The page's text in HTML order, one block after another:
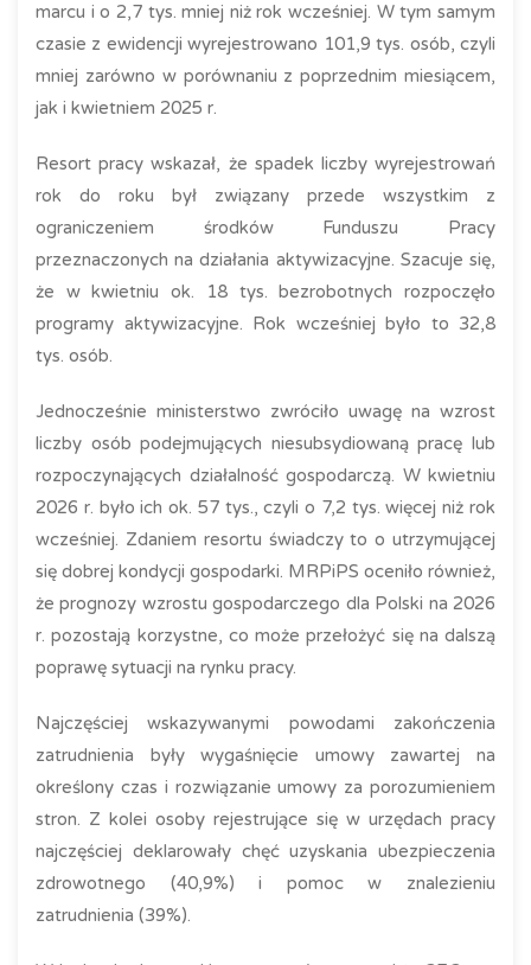
marcu i o 2,7 tys. mniej niż rok wcześniej. W tym samym
czasie z ewidencji wyrejestrowano 101,9 tys. osób, czyli
mniej zarówno w porównaniu z poprzednim miesiącem,
jak i kwietniem 2025 r.
Resort pracy wskazał, że spadek liczby wyrejestrowań
rok do roku był związany przede wszystkim z
ograniczeniem środków Funduszu Pracy
przeznaczonych na działania aktywizacyjne. Szacuje się,
że w kwietniu ok. 18 tys. bezrobotnych rozpoczęło
programy aktywizacyjne. Rok wcześniej było to 32,8
tys. osób.
Jednocześnie ministerstwo zwróciło uwagę na wzrost
liczby osób podejmujących niesubsydiowaną pracę lub
rozpoczynających działalność gospodarczą. W kwietniu
2026 r. było ich ok. 57 tys., czyli o 7,2 tys. więcej niż rok
wcześniej. Zdaniem resortu świadczy to o utrzymującej
się dobrej kondycji gospodarki. MRPiPS oceniło również,
że prognozy wzrostu gospodarczego dla Polski na 2026
r. pozostają korzystne, co może przełożyć się na dalszą
poprawę sytuacji na rynku pracy.
Najczęściej wskazywanymi powodami zakończenia
zatrudnienia były wygaśnięcie umowy zawartej na
określony czas i rozwiązanie umowy za porozumieniem
stron. Z kolei osoby rejestrujące się w urzędach pracy
najczęściej deklarowały chęć uzyskania ubezpieczenia
zdrowotnego (40,9%) i pomoc w znalezieniu
zatrudnienia (39%).